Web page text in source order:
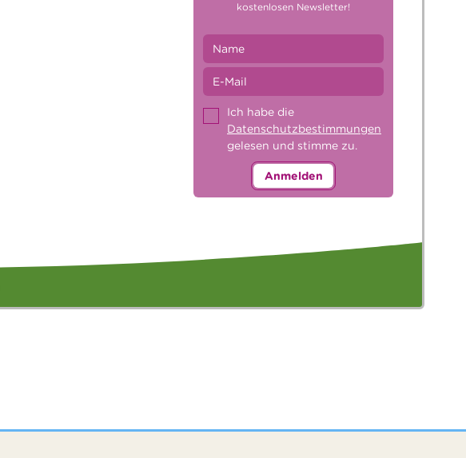
kostenlosen Newsletter!
Ich habe die
Datenschutzbestimmungen
gelesen und stimme zu.
Anmelden